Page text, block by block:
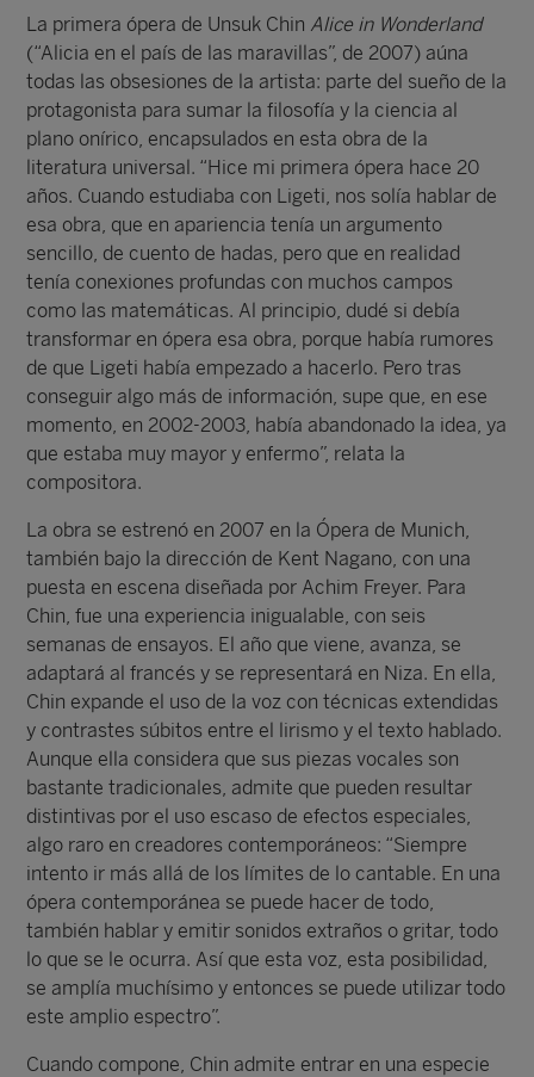
La primera ópera de Unsuk Chin Alice in Wonderland
(“Alicia en el país de las maravillas”, de 2007) aúna
todas las obsesiones de la artista: parte del sueño de la
protagonista para sumar la filosofía y la ciencia al
plano onírico, encapsulados en esta obra de la
literatura universal. “Hice mi primera ópera hace 20
años. Cuando estudiaba con Ligeti, nos solía hablar de
esa obra, que en apariencia tenía un argumento
sencillo, de cuento de hadas, pero que en realidad
tenía conexiones profundas con muchos campos
como las matemáticas. Al principio, dudé si debía
transformar en ópera esa obra, porque había rumores
de que Ligeti había empezado a hacerlo. Pero tras
conseguir algo más de información, supe que, en ese
momento, en 2002-2003, había abandonado la idea, ya
que estaba muy mayor y enfermo”, relata la
compositora.
La obra se estrenó en 2007 en la Ópera de Munich,
también bajo la dirección de Kent Nagano, con una
puesta en escena diseñada por Achim Freyer. Para
Chin, fue una experiencia inigualable, con seis
semanas de ensayos. El año que viene, avanza, se
adaptará al francés y se representará en Niza. En ella,
Chin expande el uso de la voz con técnicas extendidas
y contrastes súbitos entre el lirismo y el texto hablado.
Aunque ella considera que sus piezas vocales son
bastante tradicionales, admite que pueden resultar
distintivas por el uso escaso de efectos especiales,
algo raro en creadores contemporáneos: “Siempre
intento ir más allá de los límites de lo cantable. En una
ópera contemporánea se puede hacer de todo,
también hablar y emitir sonidos extraños o gritar, todo
lo que se le ocurra. Así que esta voz, esta posibilidad,
se amplía muchísimo y entonces se puede utilizar todo
este amplio espectro”.
Cuando compone, Chin admite entrar en una especie